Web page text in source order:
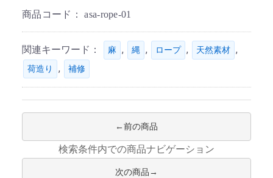
商品コード：asa-rope-01
関連キーワード： 麻 , 縄 , ロープ , 天然素材 ,
荷造り , 補修
前の商品
検索条件内での商品ナビゲーション
次の商品